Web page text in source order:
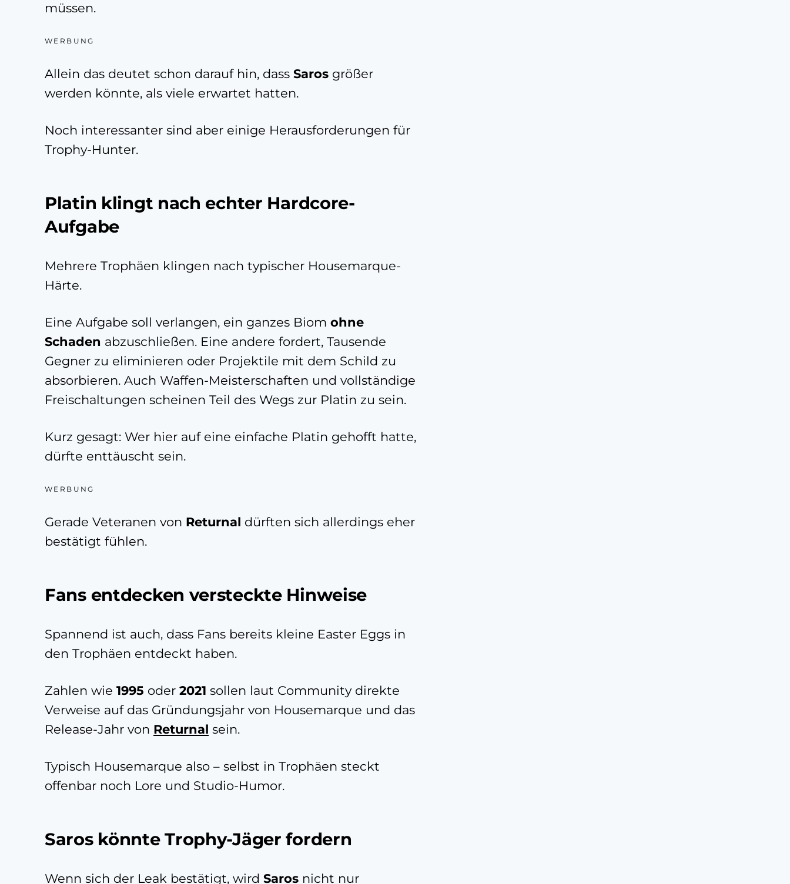
müssen.
WERBUNG
Allein das deutet schon darauf hin, dass Saros größer
werden könnte, als viele erwartet hatten.
Noch interessanter sind aber einige Herausforderungen für
Trophy-Hunter.
Platin klingt nach echter Hardcore-
Aufgabe
Mehrere Trophäen klingen nach typischer Housemarque-
Härte.
Eine Aufgabe soll verlangen, ein ganzes Biom ohne
Schaden abzuschließen. Eine andere fordert, Tausende
Gegner zu eliminieren oder Projektile mit dem Schild zu
absorbieren. Auch Waffen-Meisterschaften und vollständige
Freischaltungen scheinen Teil des Wegs zur Platin zu sein.
Kurz gesagt: Wer hier auf eine einfache Platin gehofft hatte,
dürfte enttäuscht sein.
WERBUNG
Gerade Veteranen von Returnal dürften sich allerdings eher
bestätigt fühlen.
Fans entdecken versteckte Hinweise
Spannend ist auch, dass Fans bereits kleine Easter Eggs in
den Trophäen entdeckt haben.
Zahlen wie 1995 oder 2021 sollen laut Community direkte
Verweise auf das Gründungsjahr von Housemarque und das
Release-Jahr von Returnal sein.
Typisch Housemarque also – selbst in Trophäen steckt
offenbar noch Lore und Studio-Humor.
Saros könnte Trophy-Jäger fordern
Wenn sich der Leak bestätigt, wird Saros nicht nur